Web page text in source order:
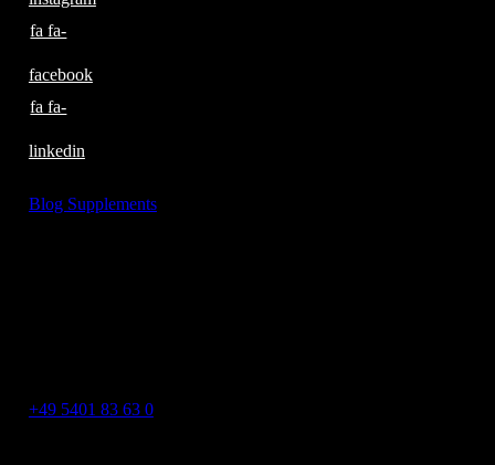
fa fa-
facebook
fa fa-
linkedin
Blog Supplements
+49 5401 83 63 0